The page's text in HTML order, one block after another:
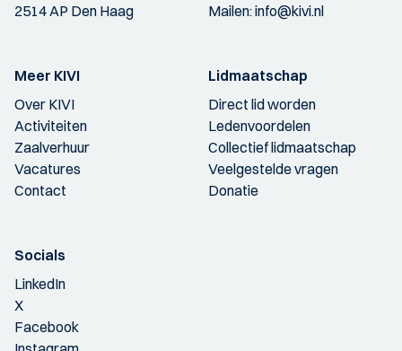
2514 AP Den Haag
Mailen:info@kivi.nl
Meer KIVI
Over KIVI
Activiteiten
Zaalverhuur
Vacatures
Contact
Lidmaatschap
Direct lid worden
Ledenvoordelen
Collectief lidmaatschap
Veelgestelde vragen
Donatie
Socials
LinkedIn
X
Facebook